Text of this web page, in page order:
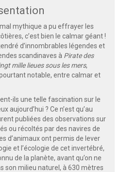
mythique a pu effrayer les
c’est bien le calmar géant !
d’innombrables légendes et
scandinaves à Pirate des
mille lieues sous les mers,
notable, entre calmar et
ils une telle fascination sur le
aujourd’hui ? Ce n’est qu’au
publiées des observations sur
ou récoltés par des navires de
d’animaux ont permis de lever
et l’écologie de cet invertébré,
de la planète, avant qu’on ne
son milieu naturel, à 630 mètres